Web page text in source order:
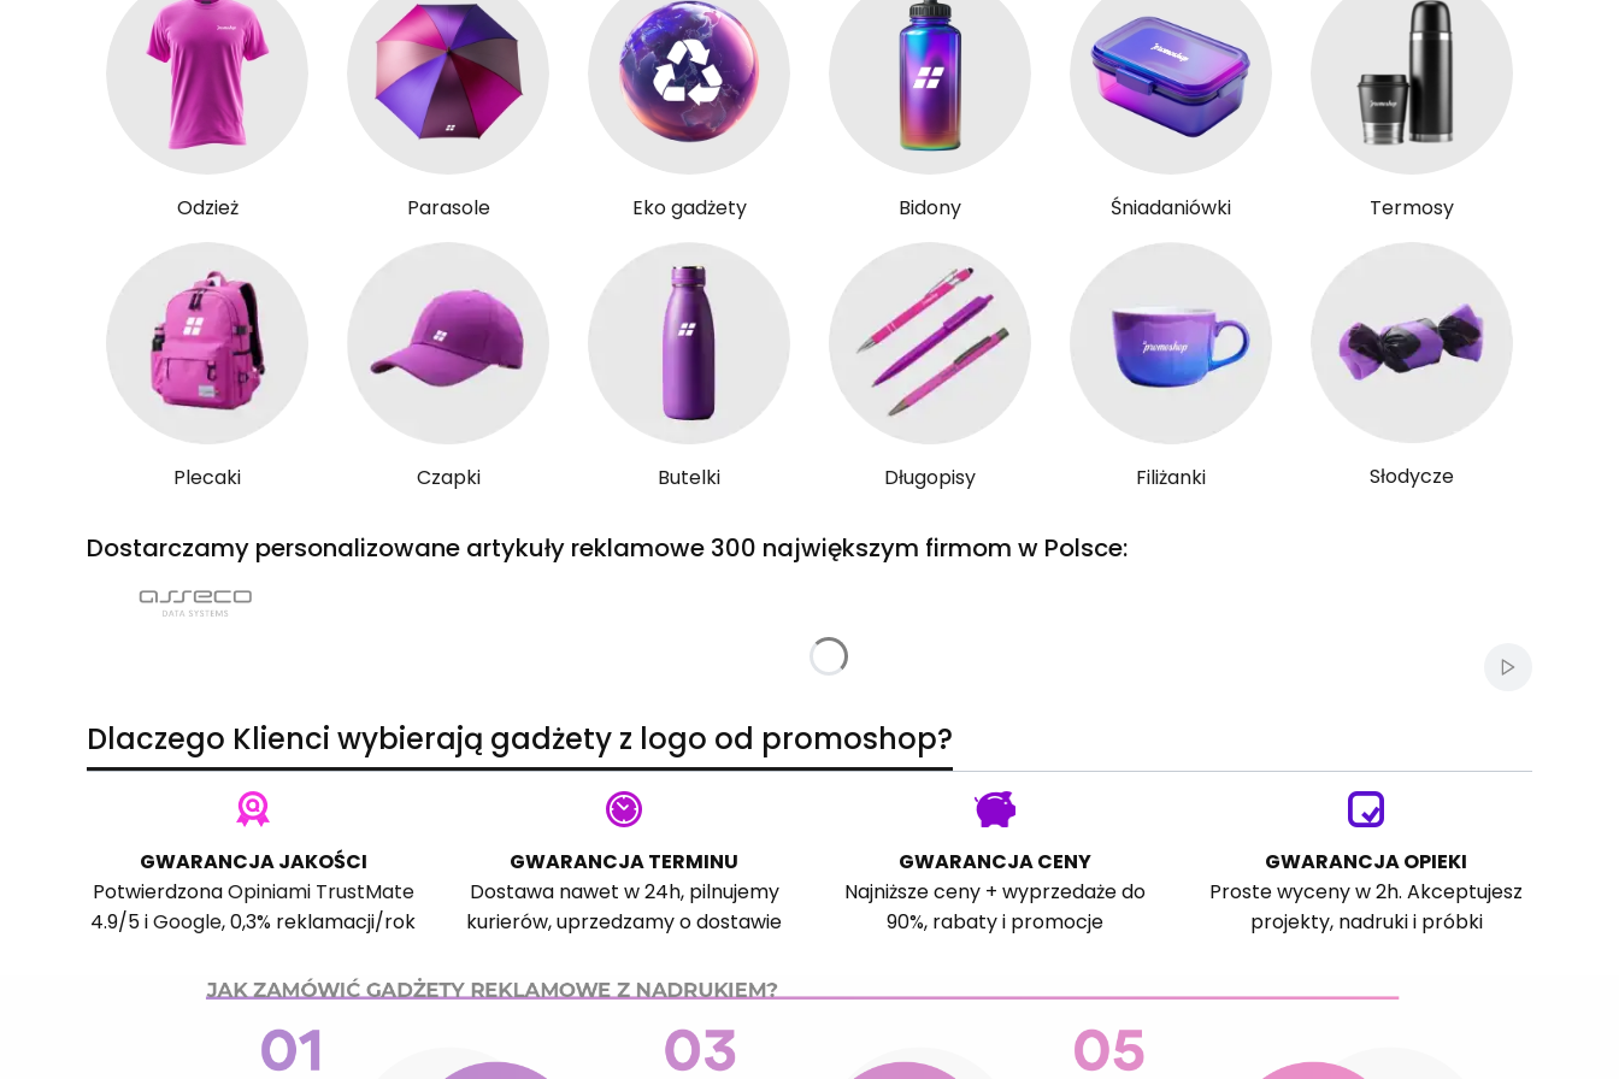
Odzież Parasole Eko gadżety Bidony Śniadaniówki Termosy
Plecaki Czapki Butelki Długopisy Filiżanki Słodycze
Dostarczamy personalizowane artykuły reklamowe 300 największym firmom w Polsce:
Włącz
Dlaczego Klienci wybierają gadżety z logo od promoshop?
GWARANCJA JAKOŚCI
PotwierdzonaOpiniami TrustMate
4.9/5 iGoogle, 0,3% reklamacji/rok
GWARANCJA TERMINU
Dostawa nawet w 24h, pilnujemy
kurierów, uprzedzamy o dostawie
GWARANCJA CENY
Najniższe ceny + wyprzedaże do
90%, rabaty i promocje
GWARANCJA OPIEKI
Proste wyceny w 2h. Akceptujesz
projekty, nadruki i próbki